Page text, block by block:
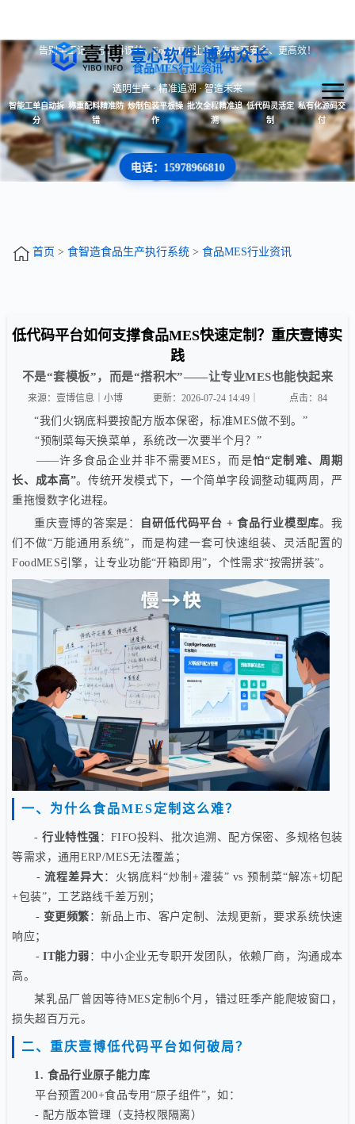
壹心软件 博纳众长
告别手工记录与配料误差，FoodMES让食品生产更安全、更高效！
食品MES行业资讯
透明生产 · 精准追溯 · 智造未来
智能工单自动拆
分
称重配料精准防
错
炒制包装平板操
作
批次全程精准追
溯
低代码灵活定
制
私有化源码交
付
电话：15978966810
首页 > 食智造食品生产执行系统> 食品MES行业资讯
低代码平台如何支撑食品MES快速定制？重庆壹博实
践
不是“套模板”，而是“搭积木”——让专业MES也能快起来
来源：壹博信息｜小博 更新：2026-07-24 14:49｜ 点击：84
“我们火锅底料要按配方版本保密，标准MES做不到。”
“预制菜每天换菜单，系统改一次要半个月？”
——许多食品企业并非不需要MES，而是怕“定制难、周期
长、成本高”。传统开发模式下，一个简单字段调整动辄两周，严
重拖慢数字化进程。
重庆壹博的答案是：
自研低代码平台 + 食品行业模型库。我
们不做“万能通用系统”，而是构建一套可快速组装、灵活配置的
FoodMES引擎，让专业功能“开箱即用”，个性需求“按需拼装”。
一、为什么食品MES定制这么难？
-行业特性强 ：FIFO投料、批次追溯、配方保密、多规格包装
等需求，通用ERP/MES无法覆盖；
- 流程差异大 ：火锅底料“炒制+灌装” vs 预制菜“解冻+切配
+包装”，工艺路线千差万别；
- 变更频繁 ：新品上市、客户定制、法规更新，要求系统快速
响应；
-IT能力弱 ：中小企业无专职开发团队，依赖厂商，沟通成本
高。
某乳品厂曾因等待MES定制6个月，错过旺季产能爬坡窗口，
损失超百万元。
二、重庆壹博低代码平台如何破局？
1. 食品行业原子能力库
平台预置200+食品专用“原子组件”，如：
- 配方版本管理（支持权限隔离）